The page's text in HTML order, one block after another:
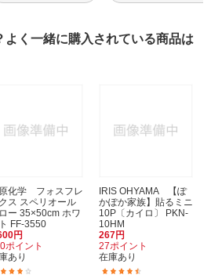
よく一緒に購入されている商品は
化学 フォスフレ
ス スペリオール
ー 35×50cm ホワ
FF-3550
円
ポイント
あり
IRIS OHYAMA 【ぽ
かぽか家族】貼るミニ
10P〔カイロ〕 PKN-
10HM
267円
27ポイント
在庫あり